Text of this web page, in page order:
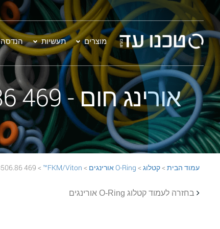
מוצרים תעשיות הנדסה
אורינג חום - 469 506.86×6.99 FKM/Viton™ 75 Brown O-Ring
עמוד הבית >קטלוג > O-Ring אורינגים >
FKM/Viton™
> 469 506.86×6.99 FKM/Viton™ 75 Brown O-Ring
בחזרה לעמוד קטלוג O-Ring אורינגים